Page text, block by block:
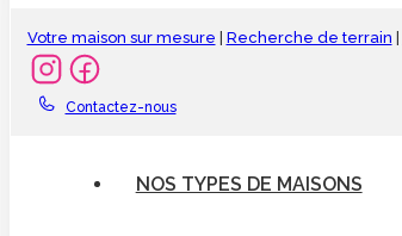
Votre maison sur mesure | Recherche de terrain |
Contactez-nous
NOS TYPES DE MAISONS